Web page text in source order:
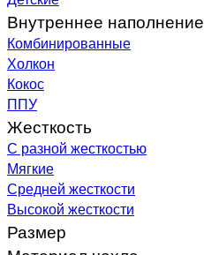
Внутреннее наполнение
Комбинированные
Холкон
Кокос
ППУ
Жесткость
С разной жесткостью
Мягкие
Средней жесткости
Высокой жесткости
Размер